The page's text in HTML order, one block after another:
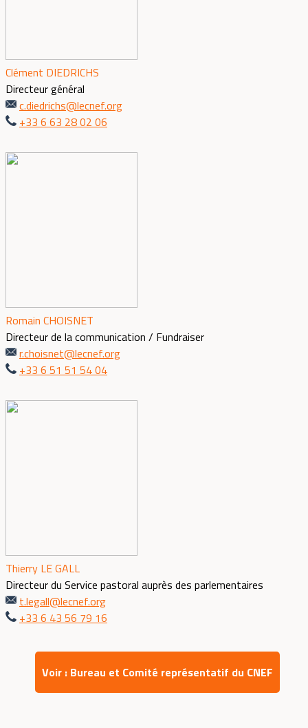
Clément DIEDRICHS
Directeur général
c.diedrichs@lecnef.org
+33 6 63 28 02 06
Romain CHOISNET
Directeur de la communication / Fundraiser
r.choisnet@lecnef.org
+33 6 51 51 54 04
Thierry LE GALL
Directeur du Service pastoral auprès des parlementaires
t.legall@lecnef.org
+33 6 43 56 79 16
Voir : Bureau et Comité représentatif du CNEF